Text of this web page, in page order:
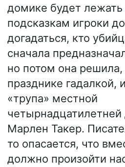
домике будет лежать
подсказкам игроки
догадаться, кто
сначала
но потом она решила,
празднике гадалкой,
«трупа» местной
четырнадцатилетней
Марлен Такер.
то опасается, что
должно произойти